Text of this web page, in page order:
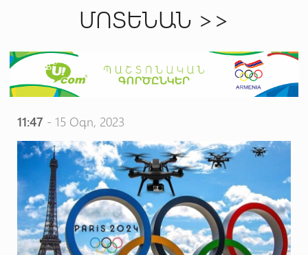
ՄՈՏԵՆԱՆ >>
11:47 - 15 Օգո, 2023